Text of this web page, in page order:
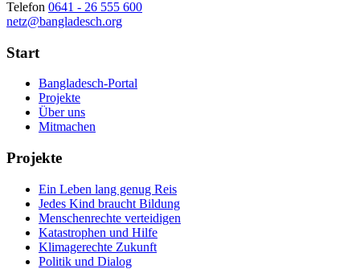
Telefon 0641 - 26 555 600
netz@bangladesch.org
Start
Bangladesch-Portal
Projekte
Über uns
Mitmachen
Projekte
Ein Leben lang genug Reis
Jedes Kind braucht Bildung
Menschenrechte verteidigen
Katastrophen und Hilfe
Klimagerechte Zukunft
Politik und Dialog